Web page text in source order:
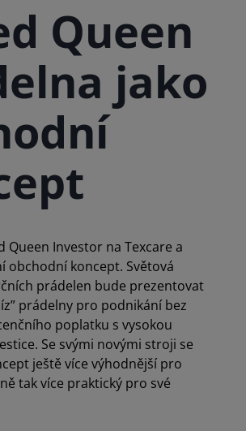
Queen
jako
Queen Investor na Texcare a
obchodní koncept. Světová
prádelen bude prezentovat
prádelny pro podnikání bez
poplatku s vysokou
Se svými novými stroji se
ještě více výhodnější pro
tak více praktický pro své